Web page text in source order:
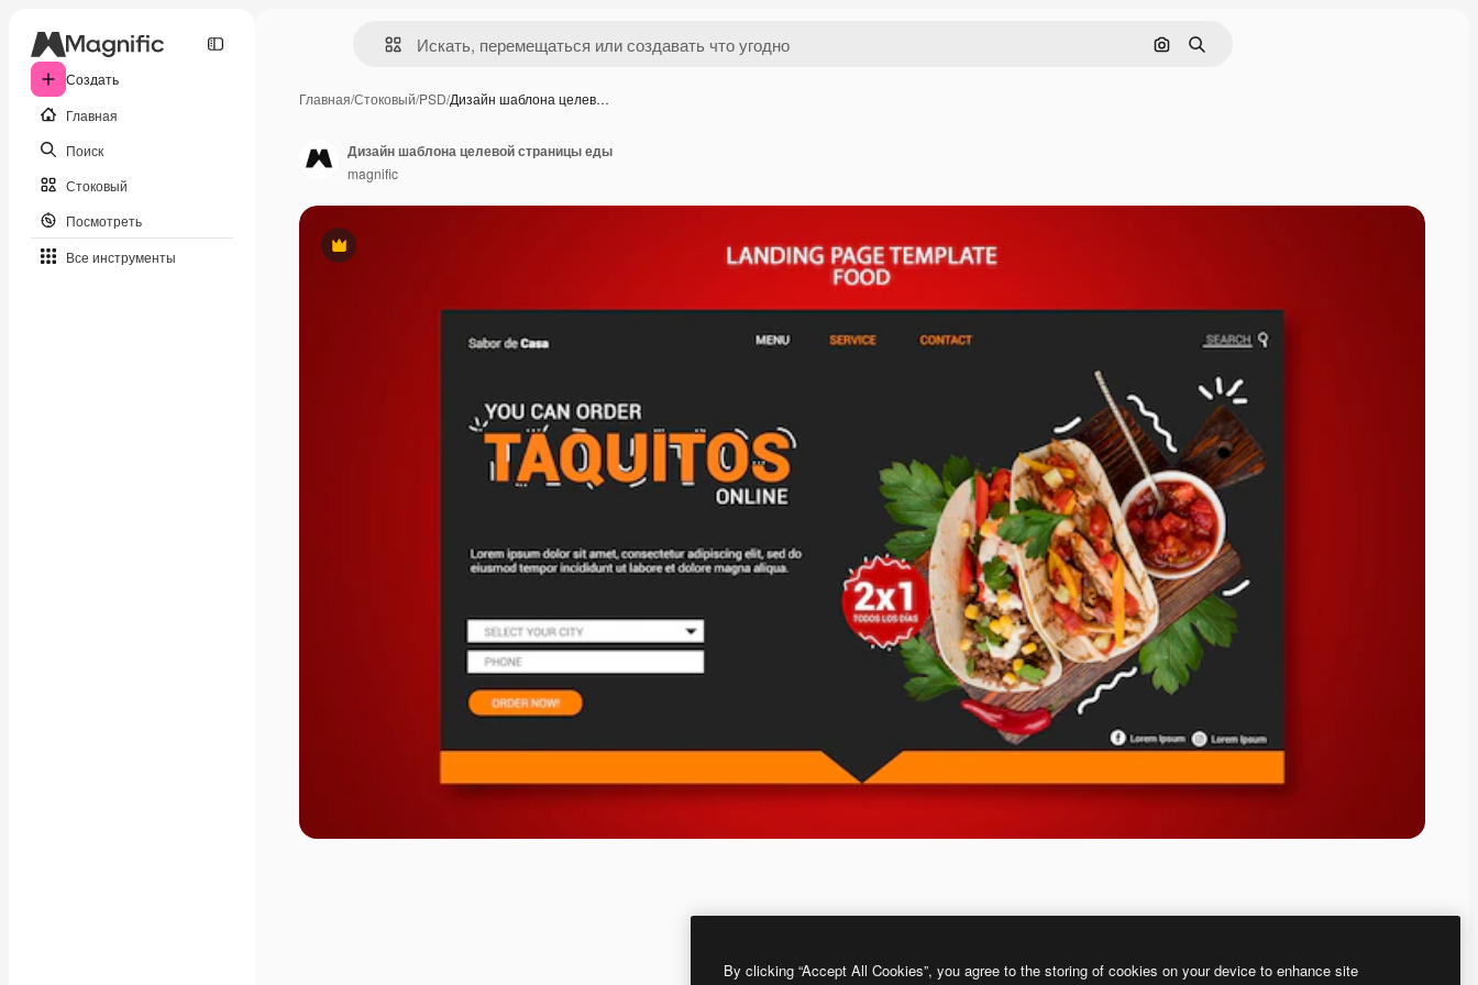
Создать
Главная
Поиск
Стоковый
Посмотреть
Все инструменты
Поиск по изображению
Поиск
Главная/Стоковый/PSD/Дизайн шаблона целев…
Премиум
Дизайн шаблона целевой страницы еды
magnific
By clicking “Accept All Cookies”, you agree to the storing of cookies on your device to enhance site